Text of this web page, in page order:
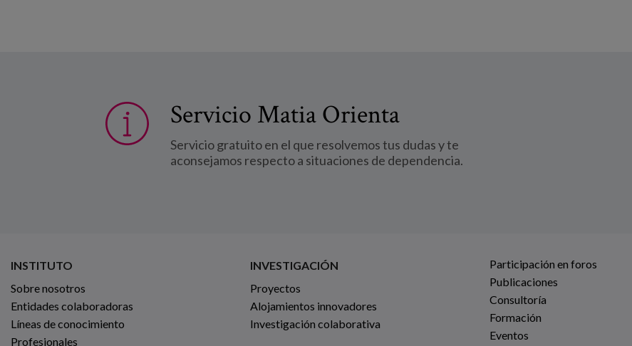
Servicio Matia Orienta
Servicio gratuito en el que resolvemos tus dudas y te
aconsejamos respecto a situaciones de dependencia.
INSTITUTO
Sobre nosotros
Entidades colaboradoras
Líneas de conocimiento
Profesionales
INVESTIGACIÓN
Proyectos
Alojamientos innovadores
Investigación colaborativa
Participación en foros
Publicaciones
Consultoría
Formación
Eventos